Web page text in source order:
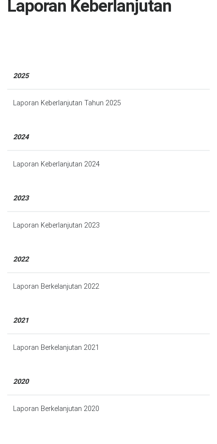
Laporan Keberlanjutan
2025
Laporan Keberlanjutan Tahun 2025
2024
Laporan Keberlanjutan 2024
2023
Laporan Keberlanjutan 2023
2022
Laporan Berkelanjutan 2022
2021
Laporan Berkelanjutan 2021
2020
Laporan Berkelanjutan 2020